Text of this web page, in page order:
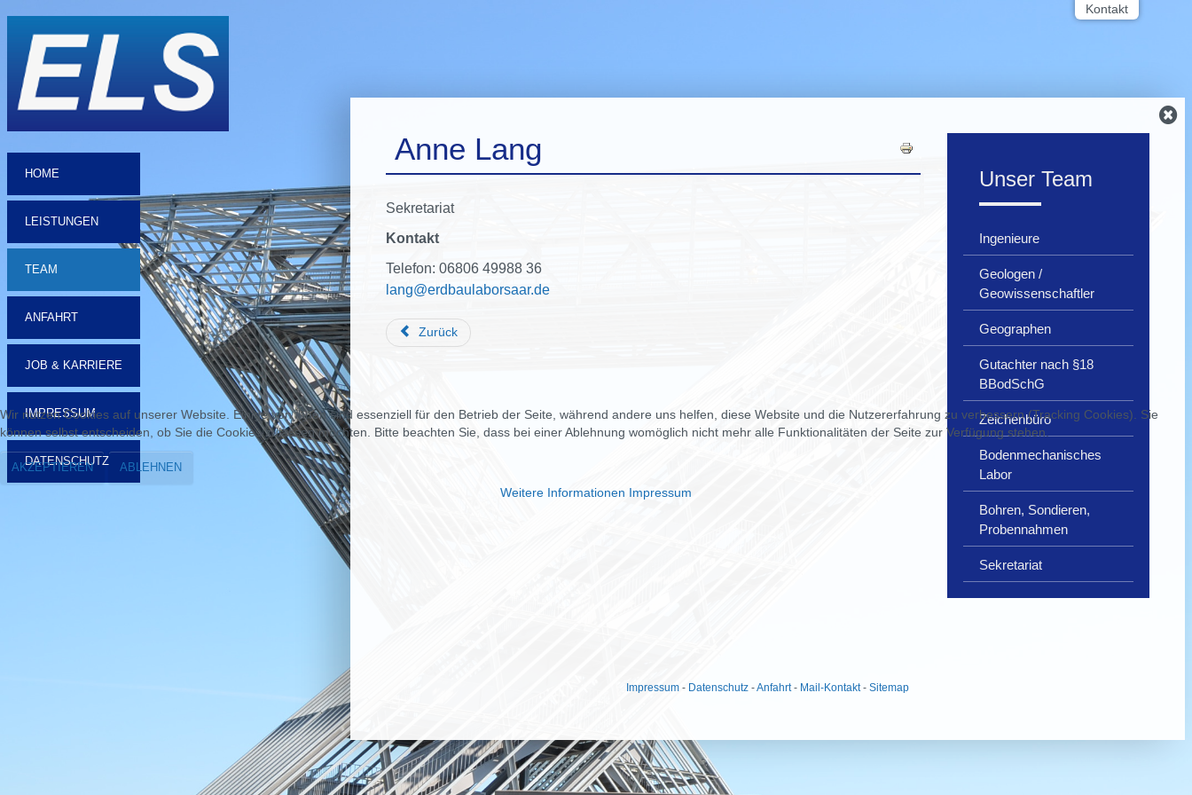
Kontakt
HOME
LEISTUNGEN
TEAM
ANFAHRT
JOB & KARRIERE
IMPRESSUM
DATENSCHUTZ
Anne Lang
Sekretariat
Kontakt
Telefon: 06806 49988 36
lang@erdbaulaborsaar.de
Zurück
Unser Team
Ingenieure
Geologen /
Geowissenschaftler
Geographen
Gutachter nach §18
BBodSchG
Zeichenbüro
Bodenmechanisches
Labor
Bohren, Sondieren,
Probennahmen
Sekretariat
Impressum - Datenschutz -Anfahrt- Mail-Kontakt-Sitemap
Wir nutzen Cookies auf unserer Website. Einige von ihnen sind essenziell für den Betrieb der Seite, während andere uns helfen, diese Website und die Nutzererfahrung zu verbessern (Tracking Cookies). Sie
können selbst entscheiden, ob Sie die Cookies zulassen möchten. Bitte beachten Sie, dass bei einer Ablehnung womöglich nicht mehr alle Funktionalitäten der Seite zur Verfügung stehen.
AKZEPTIEREN
ABLEHNEN
Weitere Informationen
Impressum